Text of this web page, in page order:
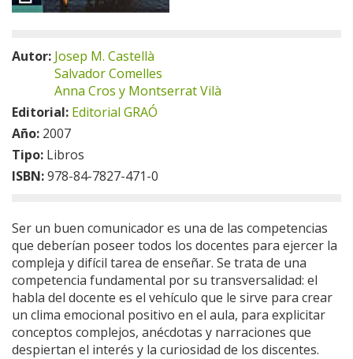
Autor: Josep M. Castellà
Salvador Comelles
Anna Cros y Montserrat Vilà
Editorial: Editorial GRAÓ
Año: 2007
Tipo: Libros
ISBN:978-84-7827-471-0
Ser un buen comunicador es una de las competencias
que deberían poseer todos los docentes para ejercer la
compleja y difícil tarea de enseñar. Se trata de una
competencia fundamental por su transversalidad: el
habla del docente es el vehículo que le sirve para crear
un clima emocional positivo en el aula, para explicitar
conceptos complejos, anécdotas y narraciones que
despiertan el interés y la curiosidad de los discentes.